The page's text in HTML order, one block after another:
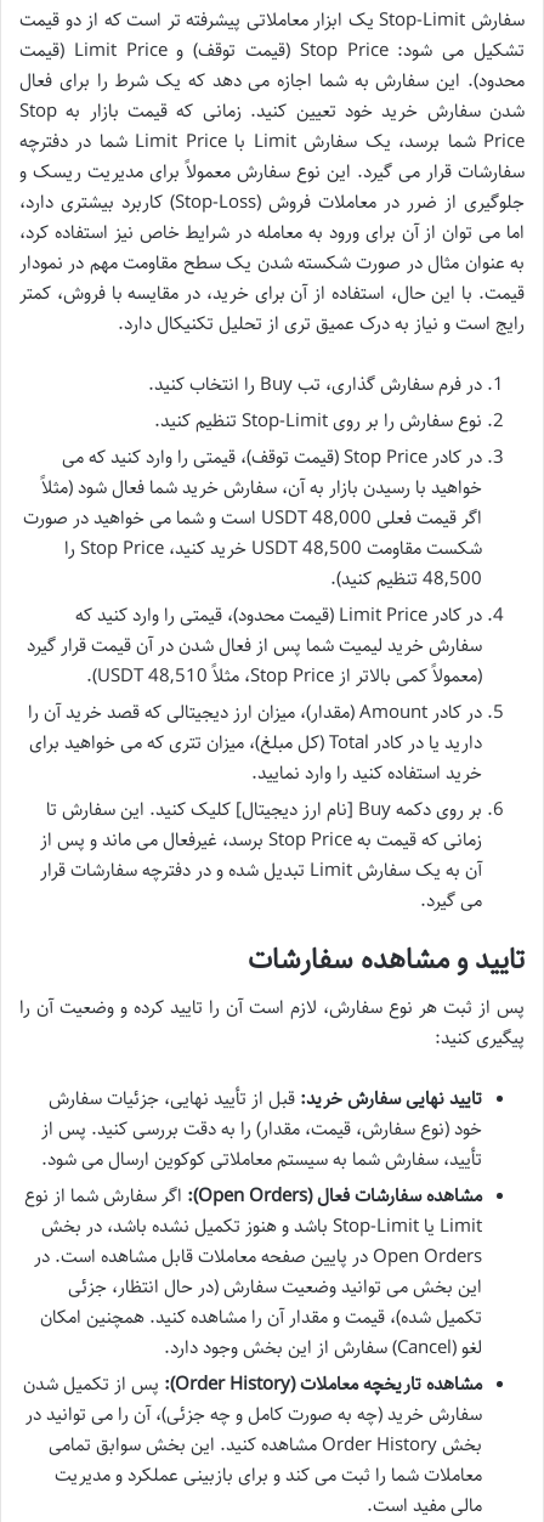
سفارش Stop-Limit یک ابزار معاملاتی پیشرفته تر است که از دو قیمت
تشکیل می شود: Stop Price (قیمت توقف) و Limit Price (قیمت
محدود). این سفارش به شما اجازه می دهد که یک شرط را برای فعال
شدن سفارش خرید خود تعیین کنید. زمانی که قیمت بازار به Stop
Price شما برسد، یک سفارش Limit با Limit Price شما در دفترچه
سفارشات قرار می گیرد. این نوع سفارش معمولاً برای مدیریت ریسک و
جلوگیری از ضرر در معاملات فروش (Stop-Loss) کاربرد بیشتری دارد،
اما می توان از آن برای ورود به معامله در شرایط خاص نیز استفاده کرد،
به عنوان مثال در صورت شکسته شدن یک سطح مقاومت مهم در نمودار
قیمت. با این حال، استفاده از آن برای خرید، در مقایسه با فروش، کمتر
رایج است و نیاز به درک عمیق تری از تحلیل تکنیکال دارد.
در فرم سفارش گذاری، تب Buy را انتخاب کنید.
نوع سفارش را بر روی Stop-Limit تنظیم کنید.
در کادر Stop Price (قیمت توقف)، قیمتی را وارد کنید که می
خواهید با رسیدن بازار به آن، سفارش خرید شما فعال شود (مثلاً
اگر قیمت فعلی 48,000 USDT است و شما می خواهید در صورت
شکست مقاومت 48,500 USDT خرید کنید، Stop Price را
48,500 تنظیم کنید).
در کادر Limit Price (قیمت محدود)، قیمتی را وارد کنید که
سفارش خرید لیمیت شما پس از فعال شدن در آن قیمت قرار گیرد
(معمولاً کمی بالاتر از Stop Price، مثلاً 48,510 USDT).
در کادر Amount (مقدار)، میزان ارز دیجیتالی که قصد خرید آن را
دارید یا در کادر Total (کل مبلغ)، میزان تتری که می خواهید برای
خرید استفاده کنید را وارد نمایید.
بر روی دکمه Buy [نام ارز دیجیتال] کلیک کنید. این سفارش تا
زمانی که قیمت به Stop Price برسد، غیرفعال می ماند و پس از
آن به یک سفارش Limit تبدیل شده و در دفترچه سفارشات قرار
می گیرد.
تایید و مشاهده سفارشات
پس از ثبت هر نوع سفارش، لازم است آن را تایید کرده و وضعیت آن را
پیگیری کنید:
تایید نهایی سفارش خرید: قبل از تأیید نهایی، جزئیات سفارش
خود (نوع سفارش، قیمت، مقدار) را به دقت بررسی کنید. پس از
تأیید، سفارش شما به سیستم معاملاتی کوکوین ارسال می شود.
مشاهده سفارشات فعال (Open Orders):
اگر سفارش شما از نوع
Limit یا Stop-Limit باشد و هنوز تکمیل نشده باشد، در بخش
Open Orders در پایین صفحه معاملات قابل مشاهده است. در
این بخش می توانید وضعیت سفارش (در حال انتظار، جزئی
تکمیل شده)، قیمت و مقدار آن را مشاهده کنید. همچنین امکان
لغو (Cancel) سفارش از این بخش وجود دارد.
مشاهده تاریخچه معاملات (Order History):
پس از تکمیل شدن
سفارش خرید (چه به صورت کامل و چه جزئی)، آن را می توانید در
بخش Order History مشاهده کنید. این بخش سوابق تمامی
معاملات شما را ثبت می کند و برای بازبینی عملکرد و مدیریت
مالی مفید است.